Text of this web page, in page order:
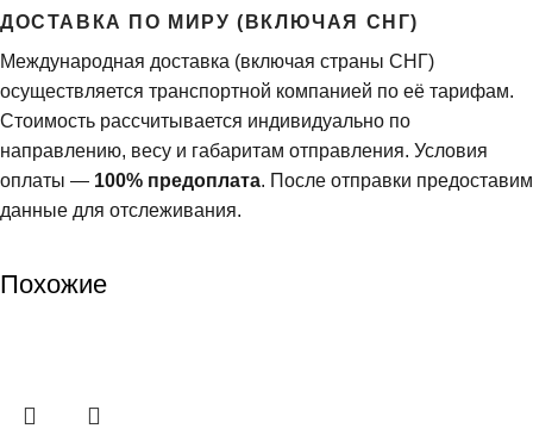
ДОСТАВКА ПО МИРУ (ВКЛЮЧАЯ СНГ)
Международная доставка (включая страны СНГ)
осуществляется транспортной компанией по её тарифам.
Стоимость рассчитывается индивидуально по
направлению, весу и габаритам отправления. Условия
оплаты — 100% предоплата. После отправки предоставим
данные для отслеживания.
Похожие